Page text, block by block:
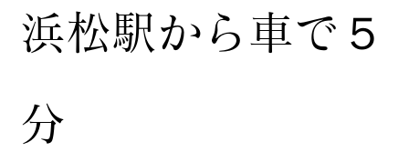
浜松駅から車で５
分